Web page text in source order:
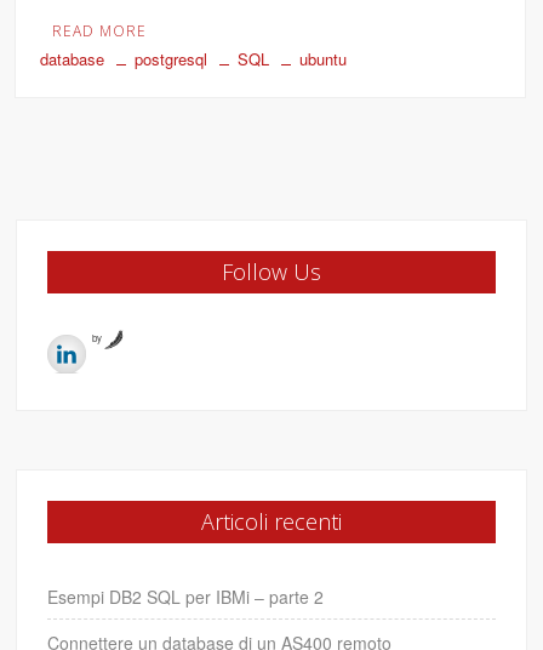
READ MORE
database postgresql SQL ubuntu
Follow Us
by
Articoli recenti
Esempi DB2 SQL per IBMi – parte 2
Connettere un database di un AS400 remoto